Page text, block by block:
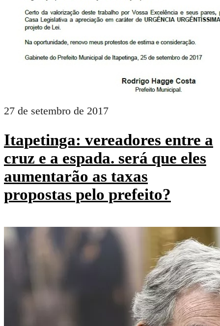
27 de setembro de 2017
Itapetinga: vereadores entre a
cruz e a espada. será que eles
aumentarão as taxas
propostas pelo prefeito?